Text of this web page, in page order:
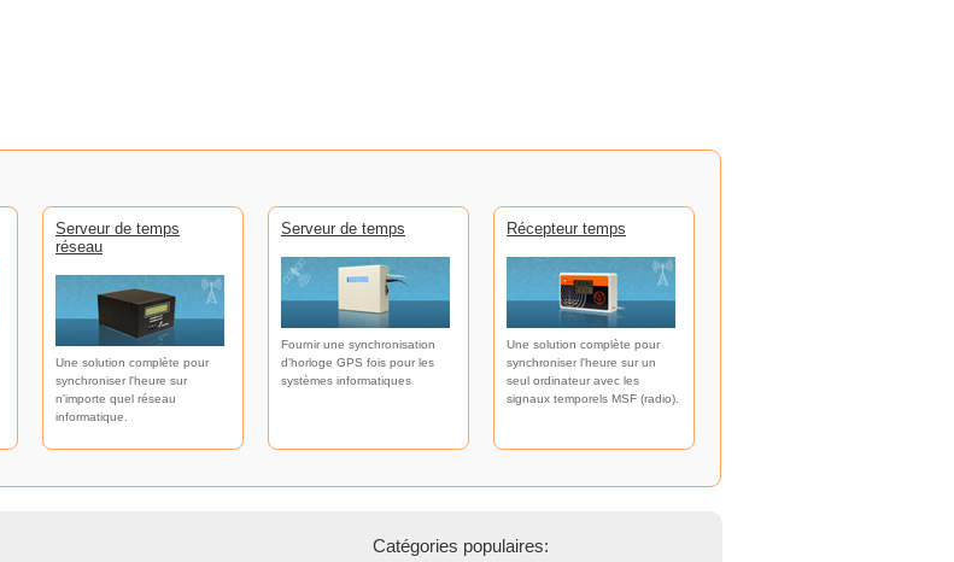
Serveur de temps
réseau
Une solution complète pour
synchroniser l'heure sur
n'importe quel réseau
informatique.
Serveur de temps
Fournir une synchronisation
d'horloge GPS fois pour les
systèmes informatiques
Récepteur temps
Une solution complète pour
synchroniser l'heure sur un
seul ordinateur avec les
signaux temporels MSF (radio).
Catégories populaires: